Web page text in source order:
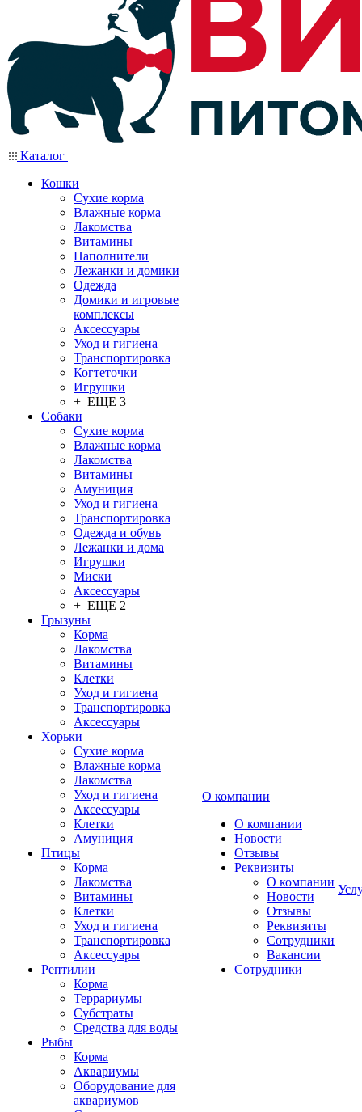
Каталог
Кошки
Сухие корма
Влажные корма
Лакомства
Витамины
Наполнители
Лежанки и домики
Одежда
Домики и игровые
комплексы
Аксессуары
Уход и гигиена
Транспортировка
Когтеточки
Игрушки
+ ЕЩЕ 3
Собаки
Сухие корма
Влажные корма
Лакомства
Витамины
Амуниция
Уход и гигиена
Транспортировка
Одежда и обувь
Лежанки и дома
Игрушки
Миски
Аксессуары
+ ЕЩЕ 2
Грызуны
Корма
Лакомства
Витамины
Клетки
Уход и гигиена
Транспортировка
Аксессуары
Хорьки
Сухие корма
Влажные корма
Лакомства
Уход и гигиена
Аксессуары
Клетки
Амуниция
Птицы
Корма
Лакомства
Витамины
Клетки
Уход и гигиена
Транспортировка
Аксессуары
Рептилии
Корма
Террариумы
Субстраты
Средства для воды
Рыбы
Корма
Аквариумы
Оборудование для
аквариумов
О компании
О компании
Новости
Отзывы
Реквизиты
О компании
Новости
Отзывы
Реквизиты
Сотрудники
Вакансии
Сотрудники